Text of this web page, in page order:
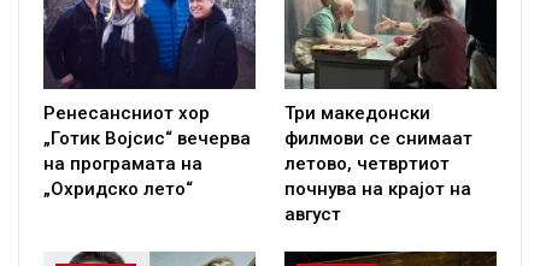
Ренесансниот хор
„Готик Војсис“ вечерва
на програмата на
„Охридско лето“
Три македонски
филмови се снимаат
летово, четвртиот
почнува на крајот на
август